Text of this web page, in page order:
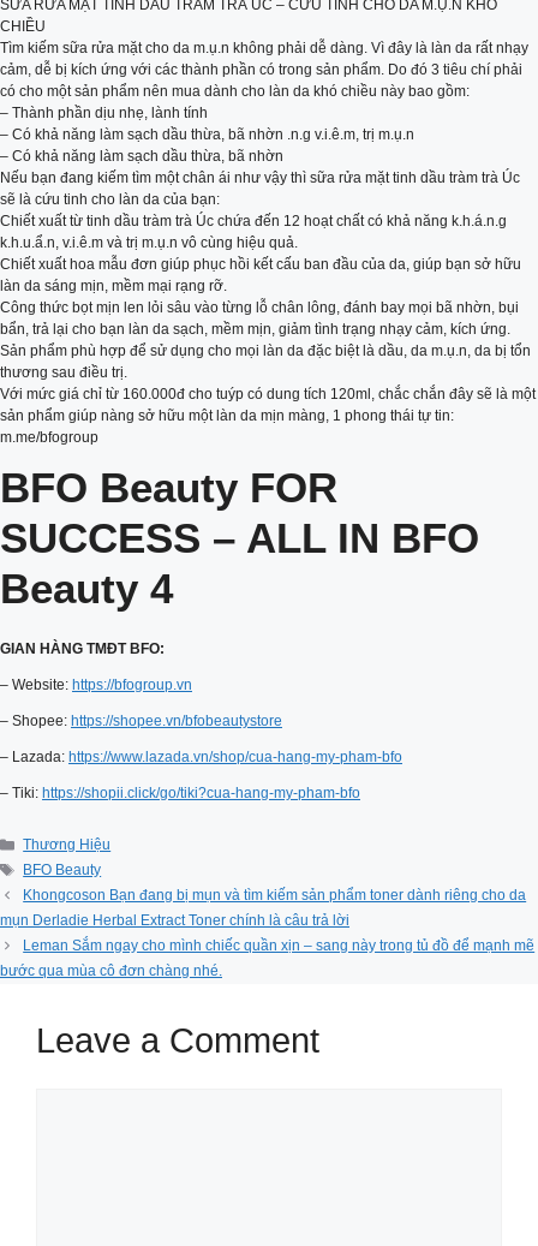
SỮA RỬA MẶT TINH DẦU TRÀM TRÀ ÚC – CỨU TINH CHO DA M.Ụ.N KHÓ
CHIỀU
Tìm kiếm sữa rửa mặt cho da m.ụ.n không phải dễ dàng. Vì đây là làn da rất nhạy
cảm, dễ bị kích ứng với các thành phần có trong sản phẩm. Do đó 3 tiêu chí phải
có cho một sản phẩm nên mua dành cho làn da khó chiều này bao gồm:
– Thành phần dịu nhẹ, lành tính
– Có khả năng làm sạch dầu thừa, bã nhờn .n.g v.i.ê.m, trị m.ụ.n
– Có khả năng làm sạch dầu thừa, bã nhờn
Nếu bạn đang kiếm tìm một chân ái như vậy thì sữa rửa mặt tinh dầu tràm trà Úc
sẽ là cứu tinh cho làn da của bạn:
Chiết xuất từ tinh dầu tràm trà Úc chứa đến 12 hoạt chất có khả năng k.h.á.n.g
k.h.u.ẩ.n, v.i.ê.m và trị m.ụ.n vô cùng hiệu quả.
Chiết xuất hoa mẫu đơn giúp phục hồi kết cấu ban đầu của da, giúp bạn sở hữu
làn da sáng mịn, mềm mại rạng rỡ.
Công thức bọt mịn len lỏi sâu vào từng lỗ chân lông, đánh bay mọi bã nhờn, bụi
bẩn, trả lại cho bạn làn da sạch, mềm mịn, giảm tình trạng nhạy cảm, kích ứng.
Sản phẩm phù hợp để sử dụng cho mọi làn da đặc biệt là dầu, da m.ụ.n, da bị tổn
thương sau điều trị.
Với mức giá chỉ từ 160.000đ cho tuýp có dung tích 120ml, chắc chắn đây sẽ là một
sản phẩm giúp nàng sở hữu một làn da mịn màng, 1 phong thái tự tin:
m.me/bfogroup
BFO Beauty FOR
SUCCESS – ALL IN BFO
Beauty 4
GIAN HÀNG TMĐT BFO:
– Website: https://bfogroup.vn
– Shopee: https://shopee.vn/bfobeautystore
– Lazada: https://www.lazada.vn/shop/cua-hang-my-pham-bfo
– Tiki: https://shopii.click/go/tiki?cua-hang-my-pham-bfo
Categories
Thương Hiệu
Tags
BFO Beauty
Khongcoson Bạn đang bị mụn và tìm kiếm sản phẩm toner dành riêng cho da
mụn Derladie Herbal Extract Toner chính là câu trả lời
Leman Sắm ngay cho mình chiếc quần xịn – sang này trong tủ đồ để mạnh mẽ
bước qua mùa cô đơn chàng nhé.
Leave a Comment